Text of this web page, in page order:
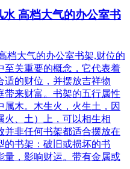
高档大气的办公室书
档大气的办公室书架,财位的
至关重要的概念，它代表着
适的财位，并摆放吉祥物
带来财富。书架的五行属性
木。木生火，火生土，因
火、土）上，可以相生相
并非任何书架都适合摆放在
的书架：破旧或损坏的书
量，影响财运。带有金属或